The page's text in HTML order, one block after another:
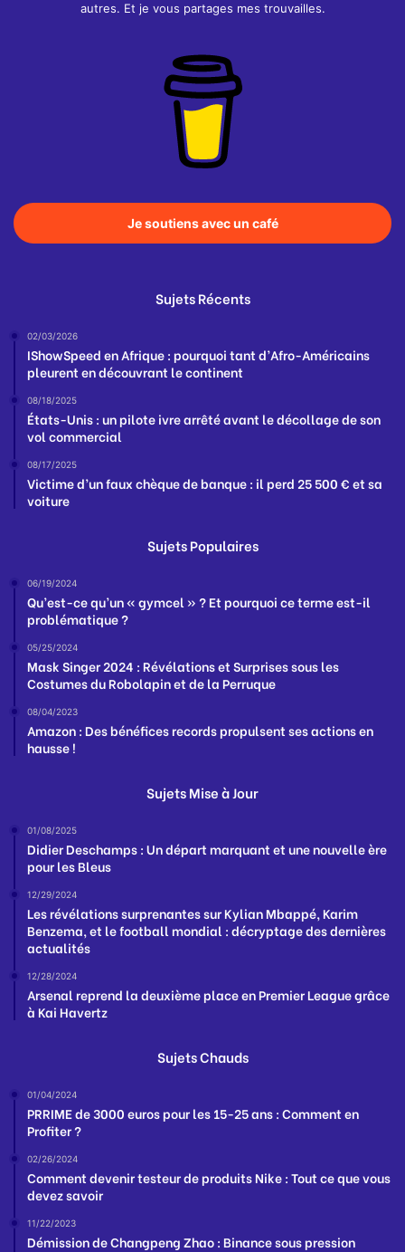
autres. Et je vous partages mes trouvailles.
Je soutiens avec un café
Sujets Récents
02/03/2026
IShowSpeed en Afrique : pourquoi tant d’Afro-Américains
pleurent en découvrant le continent
08/18/2025
États-Unis : un pilote ivre arrêté avant le décollage de son
vol commercial
08/17/2025
Victime d’un faux chèque de banque : il perd 25 500 € et sa
voiture
Sujets Populaires
06/19/2024
Qu’est-ce qu’un « gymcel » ? Et pourquoi ce terme est-il
problématique ?
05/25/2024
Mask Singer 2024 : Révélations et Surprises sous les
Costumes du Robolapin et de la Perruque
08/04/2023
Amazon : Des bénéfices records propulsent ses actions en
hausse !
Sujets Mise à Jour
01/08/2025
Didier Deschamps : Un départ marquant et une nouvelle ère
pour les Bleus
12/29/2024
Les révélations surprenantes sur Kylian Mbappé, Karim
Benzema, et le football mondial : décryptage des dernières
actualités
12/28/2024
Arsenal reprend la deuxième place en Premier League grâce
à Kai Havertz
Sujets Chauds
01/04/2024
PRRIME de 3000 euros pour les 15-25 ans : Comment en
Profiter ?
02/26/2024
Comment devenir testeur de produits Nike : Tout ce que vous
devez savoir
11/22/2023
Démission de Changpeng Zhao : Binance sous pression